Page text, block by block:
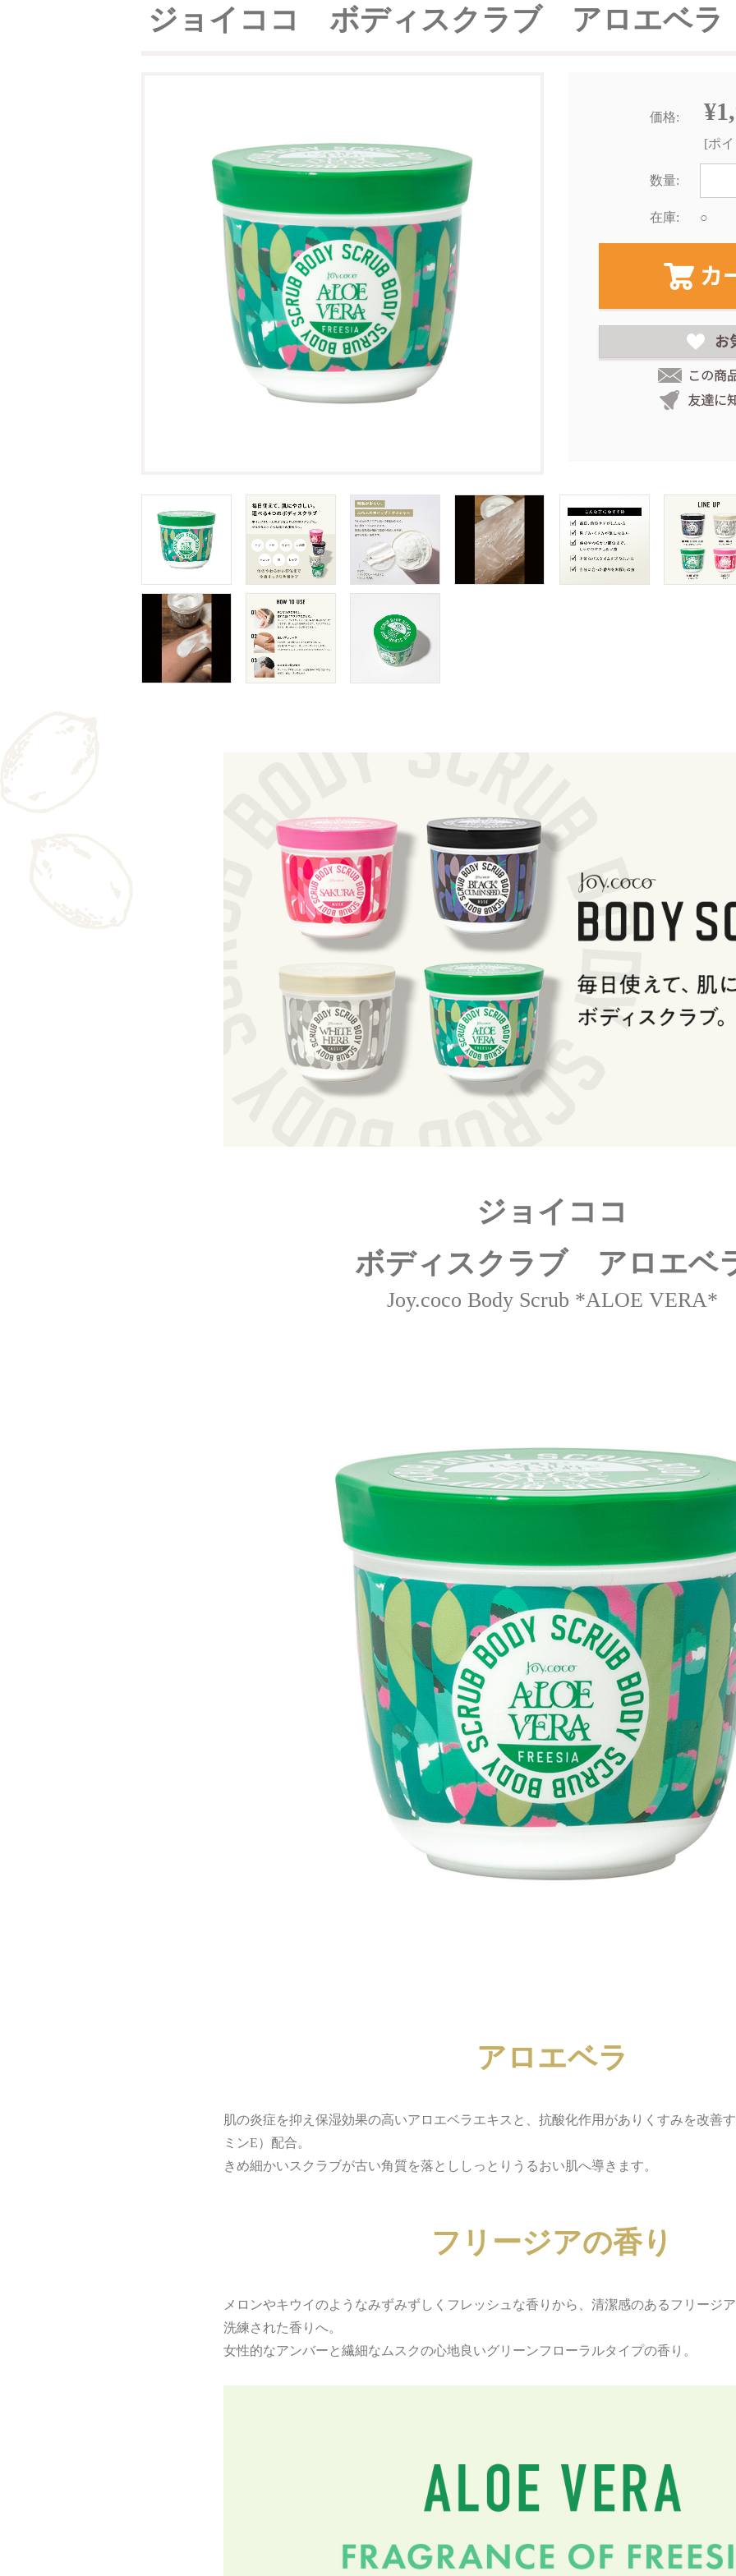
ジョイココ ボディスクラブ アロエベラ
価格:
[ポ
数量:
在庫: ○
ジョイココ
ボディスクラブ アロエベ
Joy.coco Body Scrub *ALOE VERA*
アロエベラ
肌の炎症を抑え保湿効果の高いアロエベラエキスと、抗酸化作用がありくすみを改善
ミンE）配合。
きめ細かいスクラブが古い角質を落とししっとりうるおい肌へ導きます。
フリージアの香り
メロンやキウイのようなみずみずしくフレッシュな香りから、清潔感のあるフリージ
洗練された香りへ。
女性的なアンバーと繊細なムスクの心地良いグリーンフローラルタイプの香り。